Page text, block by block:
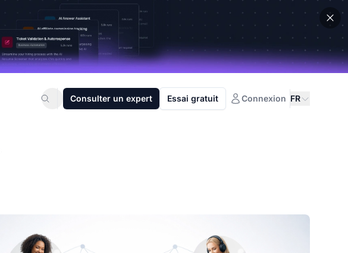
Consulter un expert Essai gratuit Connexion FR